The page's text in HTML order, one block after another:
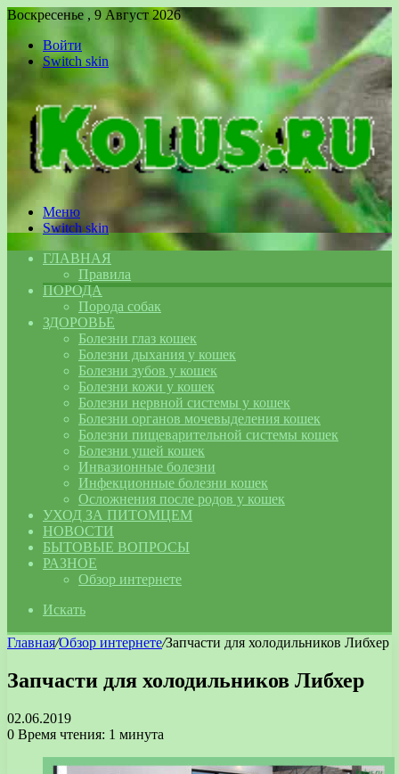
Воскресенье , 9 Август 2026
Войти
Switch skin
Меню
Switch skin
ГЛАВНАЯ
Правила
ПОРОДА
Порода собак
ЗДОРОВЬЕ
Болезни глаз кошек
Болезни дыхания у кошек
Болезни зубов у кошек
Болезни кожи у кошек
Болезни нервной системы у кошек
Болезни органов мочевыделения кошек
Болезни пищеварительной системы кошек
Болезни ушей кошек
Инвазионные болезни
Инфекционные болезни кошек
Осложнения после родов у кошек
УХОД ЗА ПИТОМЦЕМ
НОВОСТИ
БЫТОВЫЕ ВОПРОСЫ
РАЗНОЕ
Обзор интернете
Искать
Главная/Обзор интернете/Запчасти для холодильников Либхер
Запчасти для холодильников Либхер
02.06.2019
0 Время чтения: 1 минута